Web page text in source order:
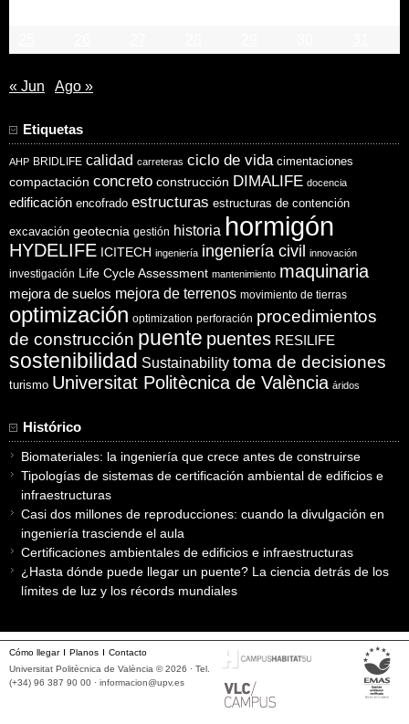
« Jun Ago »
Etiquetas
AHP BRIDLIFE calidad carreteras ciclo de vida cimentaciones
compactación concreto construcción DIMALIFE docencia
edificación encofrado estructuras estructuras de contención
excavación geotecnia gestión historia hormigón
HYDELIFE ICITECH ingeniería ingeniería civil innovación
investigación Life Cycle Assessment mantenimiento maquinaria
mejora de suelos mejora de terrenos movimiento de tierras
optimización optimization perforación procedimientos
de construcción puente puentes RESILIFE
sostenibilidad Sustainability toma de decisiones
turismo Universitat Politècnica de València áridos
Histórico
Biomateriales: la ingeniería que crece antes de construirse
Tipologías de sistemas de certificación ambiental de edificios e
infraestructuras
Casi dos millones de reproducciones: cuando la divulgación en
ingeniería trasciende el aula
Certificaciones ambientales de edificios e infraestructuras
¿Hasta dónde puede llegar un puente? La ciencia detrás de los
límites de luz y los récords mundiales
Cómo llegar Planos
Contacto
Universitat Politècnica de València © 2026 · Tel.
(+34) 96 387 90 00 · informacion@upv.es